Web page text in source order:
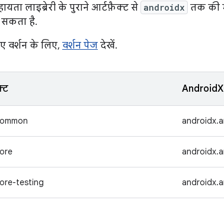
लाइब्रेरी के पुराने आर्टफ़ैक्ट से androidx तक की
सकता है.
वर्शन के लिए, वर्शन पेज देखें.
testing